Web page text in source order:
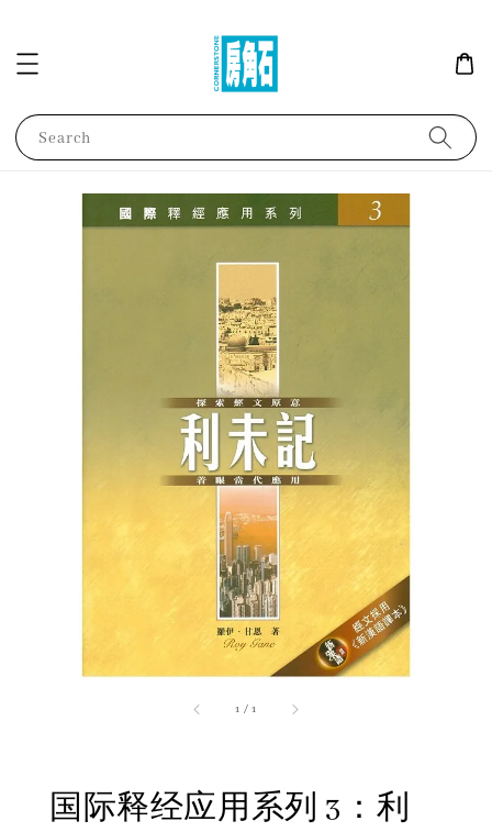
Search
1 /1
国际释经应用系列 3：利